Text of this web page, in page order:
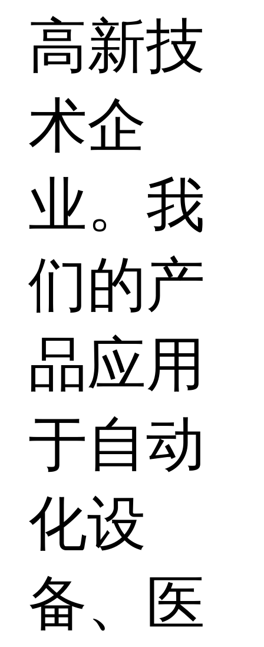
高新技
术企
业。我
们的产
品应用
于自动
化设
备、医